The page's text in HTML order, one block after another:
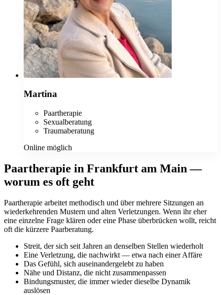
Martina
Paartherapie
Sexualberatung
Traumaberatung
Online möglich
Paartherapie in Frankfurt am Main —
worum es oft geht
Paartherapie arbeitet methodisch und über mehrere Sitzungen an
wiederkehrenden Mustern und alten Verletzungen. Wenn ihr eher
eine einzelne Frage klären oder eine Phase überbrücken wollt, reicht
oft die kürzere Paarberatung.
Streit, der sich seit Jahren an denselben Stellen wiederholt
Eine Verletzung, die nachwirkt — etwa nach einer Affäre
Das Gefühl, sich auseinandergelebt zu haben
Nähe und Distanz, die nicht zusammenpassen
Bindungsmuster, die immer wieder dieselbe Dynamik
auslösen